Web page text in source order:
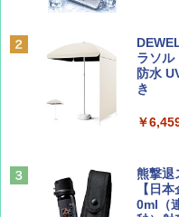
ディ
誌] (
￥713
￥
D40
力的な
￥2,079
球の歩
￥
ト プ
ーチ
￥
ラソル
防水
き
￥
熊撃退
【日
0ml（